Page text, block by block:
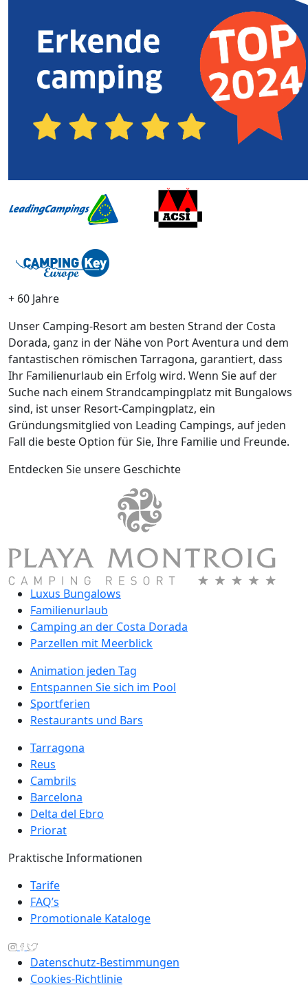
+ 60 Jahre
Unser Camping-Resort am besten Strand der Costa
Dorada, ganz in der Nähe von Port Aventura und dem
fantastischen römischen Tarragona, garantiert, dass
Ihr Familienurlaub ein Erfolg wird. Wenn Sie auf der
Suche nach einem Strandcampingplatz mit Bungalows
sind, ist unser Resort-Campingplatz, ein
Gründungsmitglied von Leading Campings, auf jeden
Fall die beste Option für Sie, Ihre Familie und Freunde.
Entdecken Sie unsere Geschichte
Luxus Bungalows
Familienurlaub
Camping an der Costa Dorada
Parzellen mit Meerblick
Animation jeden Tag
Entspannen Sie sich im Pool
Sportferien
Restaurants und Bars
Tarragona
Reus
Cambrils
Barcelona
Delta del Ebro
Priorat
Praktische Informationen
Tarife
FAQ’s
Promotionale Kataloge
Datenschutz-Bestimmungen
Cookies-Richtlinie